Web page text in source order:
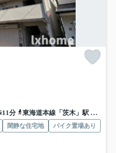
11分
東海道本線「茨木」駅 徒歩15分
閑静な住宅地
バイク置場あり